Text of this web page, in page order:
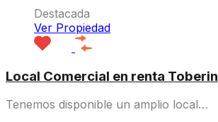
Destacada
Ver Propiedad
Local Comercial en renta Toberin
Tenemos disponible un amplio local…